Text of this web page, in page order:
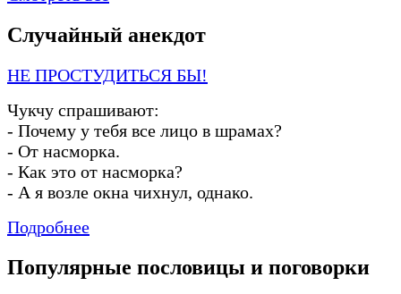
Случайный анекдот
НЕ ПРОСТУДИТЬСЯ БЫ!
Чукчу спрашивают:
- Почему у тебя все лицо в шрамах?
- От насморка.
- Как это от насморка?
- А я возле окна чихнул, однако.
Подробнее
Популярные пословицы и поговорки